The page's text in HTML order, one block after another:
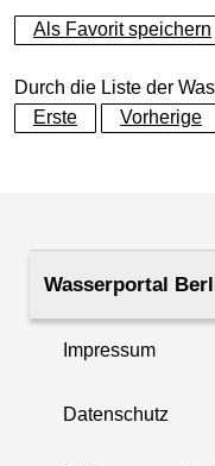
+
−
Als Favorit speichern
Durch die Liste der
Erste
Vorherige
Wasserportal
Impressum
Datenschutz